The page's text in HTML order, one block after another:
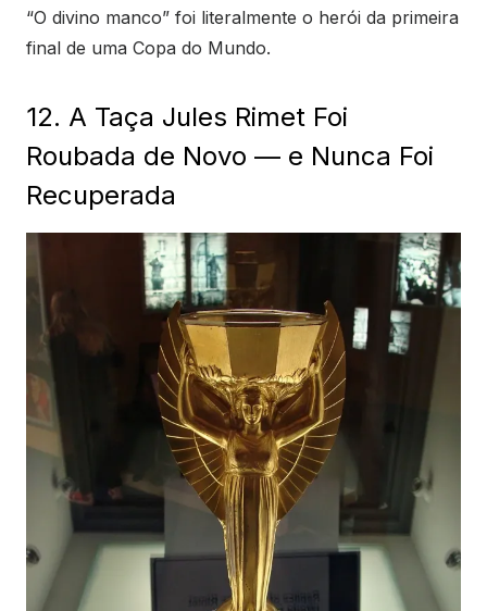
“O divino manco” foi literalmente o herói da primeira
final de uma Copa do Mundo.
12. A Taça Jules Rimet Foi
Roubada de Novo — e Nunca Foi
Recuperada